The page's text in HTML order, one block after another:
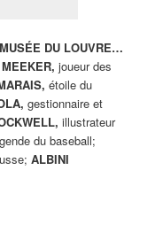
MUSÉE DU LOUVRE…
joueur des
étoile du
gestionnaire et
illustrateur
du baseball;
ALBINI